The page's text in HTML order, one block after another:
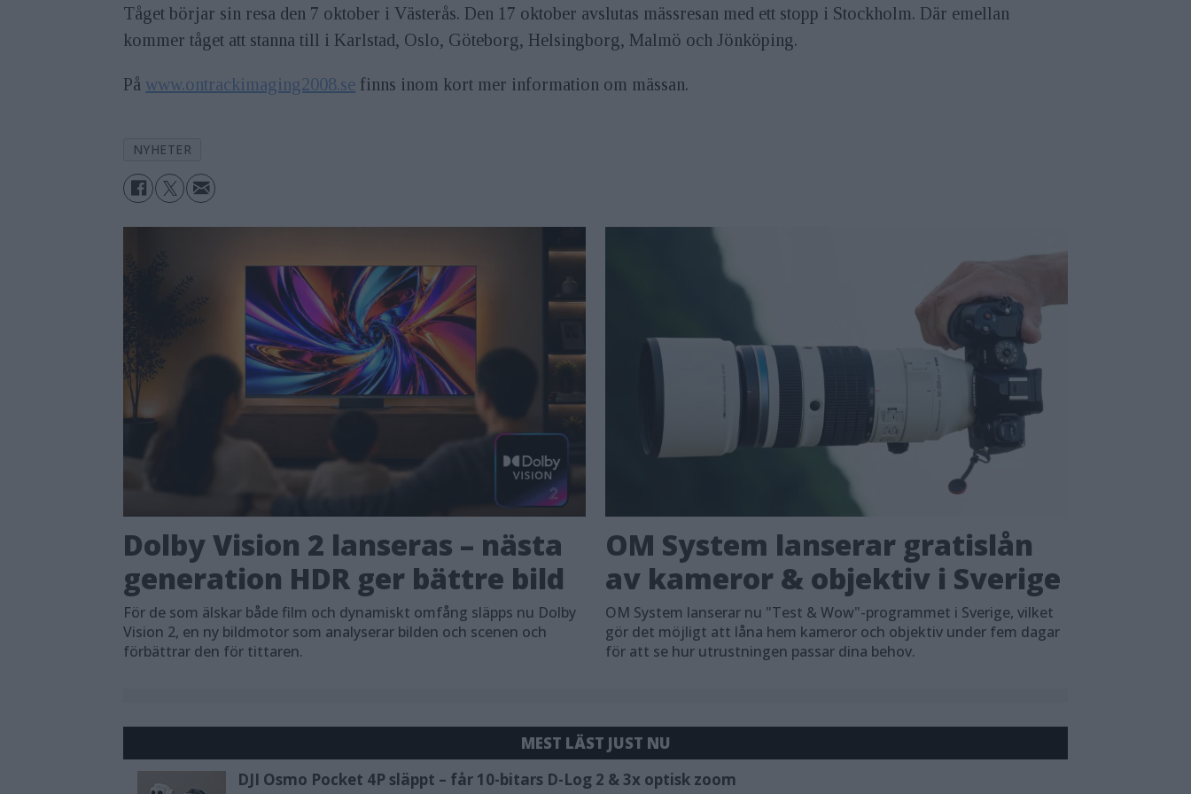
Tåget börjar sin resa den 7 oktober i Västerås. Den 17 oktober avslutas mässresan med ett stopp i Stockholm. Där emellan
kommer tåget att stanna till i Karlstad, Oslo, Göteborg, Helsingborg, Malmö och Jönköping.
På www.ontrackimaging2008.se finns inom kort mer information om mässan.
NYHETER
Dolby Vision 2 lanseras – nästa
generation HDR ger bättre bild
För de som älskar både film och dynamiskt omfång släpps nu Dolby
Vision 2, en ny bildmotor som analyserar bilden och scenen och
förbättrar den för tittaren.
OM System lanserar gratislån
av kameror & objektiv i Sverige
OM System lanserar nu "Test & Wow"-programmet i Sverige, vilket
gör det möjligt att låna hem kameror och objektiv under fem dagar
för att se hur utrustningen passar dina behov.
MEST LÄST JUST NU
DJI Osmo Pocket 4P släppt – får 10-bitars D-Log 2 & 3x optisk zoom